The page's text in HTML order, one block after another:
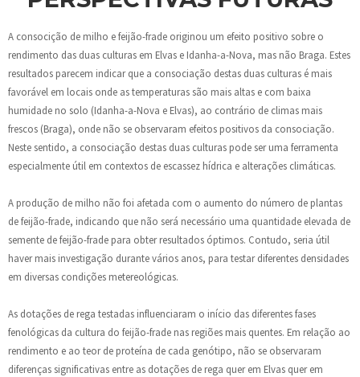
A consocição de milho e feijão-frade originou um efeito positivo sobre o
rendimento das duas culturas em Elvas e Idanha-a-Nova, mas não Braga. Estes
resultados parecem indicar que a consociação destas duas culturas é mais
favorável em locais onde as temperaturas são mais altas e com baixa
humidade no solo (Idanha-a-Nova e Elvas), ao contrário de climas mais
frescos (Braga), onde não se observaram efeitos positivos da consociação.
Neste sentido, a consociação destas duas culturas pode ser uma ferramenta
especialmente útil em contextos de escassez hídrica e alterações climáticas.
A produção de milho não foi afetada com o aumento do número de plantas
de feijão-frade, indicando que não será necessário uma quantidade elevada de
semente de feijão-frade para obter resultados óptimos. Contudo, seria útil
haver mais investigação durante vários anos, para testar diferentes densidades
em diversas condições metereológicas.
As dotações de rega testadas influenciaram o início das diferentes fases
fenológicas da cultura do feijão-frade nas regiões mais quentes. Em relação ao
rendimento e ao teor de proteína de cada genótipo, não se observaram
diferenças significativas entre as dotações de rega quer em Elvas quer em